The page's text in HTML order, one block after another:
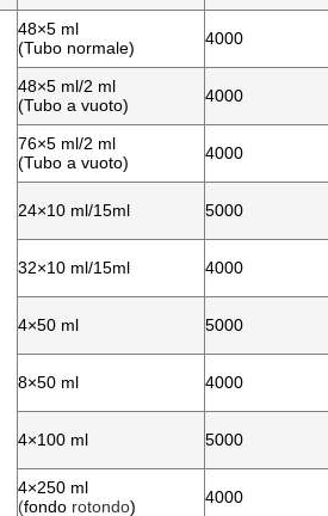
48×5 ml
(Tubo normale)
4000
48×5 ml/2 ml
(Tubo a vuoto)
4000
76×5 ml/2 ml
(Tubo a vuoto)
4000
24×10 ml/15ml 5000
32×10 ml/15ml 4000
4×50 ml 5000
8×50 ml 4000
4×100 ml 5000
4×250 ml
(fondo rotondo) 4000